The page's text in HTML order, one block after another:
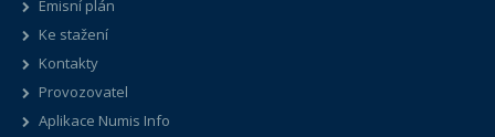
Emisní plán
Ke stažení
Kontakty
Provozovatel
Aplikace Numis Info